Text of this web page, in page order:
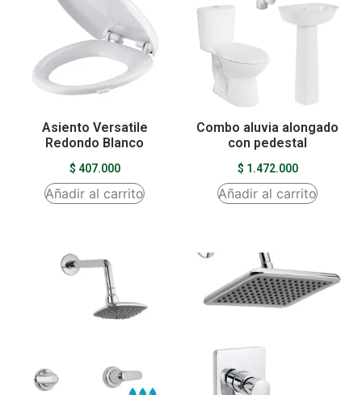
Asiento Versatile
Redondo Blanco
$ 407.000
Añadir al carrito
Combo aluvia alongado
con pedestal
$ 1.472.000
Añadir al carrito